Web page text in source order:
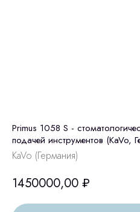
Primus 1058 S -
подачей инструментов (KaVo,
KaVo (Германия)
1450000,00 ₽